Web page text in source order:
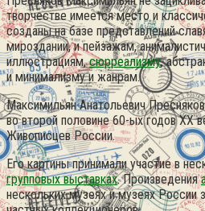
творчестве имеется место и
созданы на базе представлений
мироздании, и пейзажам,
иллюстрациям,сюрреализму,
и минимализму и жанрам.
Максимильян Анатольевич
во второй половине 60-ых годов XX
Живописцев России.
Его картины принимали участие в
групповых выставках. Произведения
нескольких музеях и музеях России